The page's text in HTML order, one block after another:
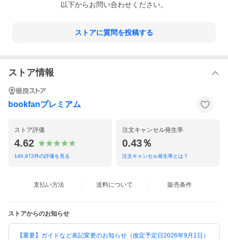
以下からお問い合わせください。
ストアに質問を投稿する
ストア情報
bookfanプレミアム
ストア評価
4.62
140,972件の評価を見る
注文キャンセル発生率
0.43％
注文キャンセル発生率とは？
支払い方法 送料について 販売条件
ストアからのお知らせ
【重要】ガイドなど表記変更のお知らせ（改定予定日2026年9月1日）